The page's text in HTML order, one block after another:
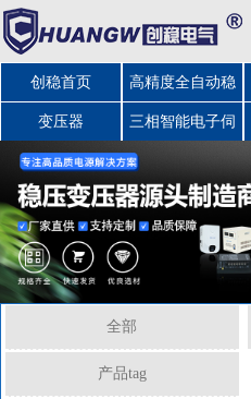
创稳首页 高精度全自动稳
压器
变压器 三相智能电子伺
全部
产品tag